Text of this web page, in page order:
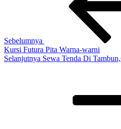
Sebelumnya
Kursi Futura Pita Warna-warni
Pos
Selanjutnya Sewa Tenda Di